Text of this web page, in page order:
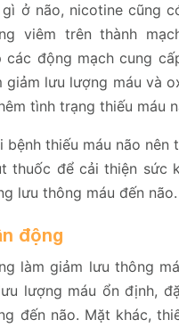
gì ở não, nicotine cũng
viêm trên thành
các động mạch cung
giảm lưu lượng máu và
tình trạng thiếu máu
bệnh thiếu máu não nên
thuốc để cải thiện sức
lưu thông máu đến não.
động
làm giảm lưu thông
lượng máu ổn định,
đến não. Mặt khác,